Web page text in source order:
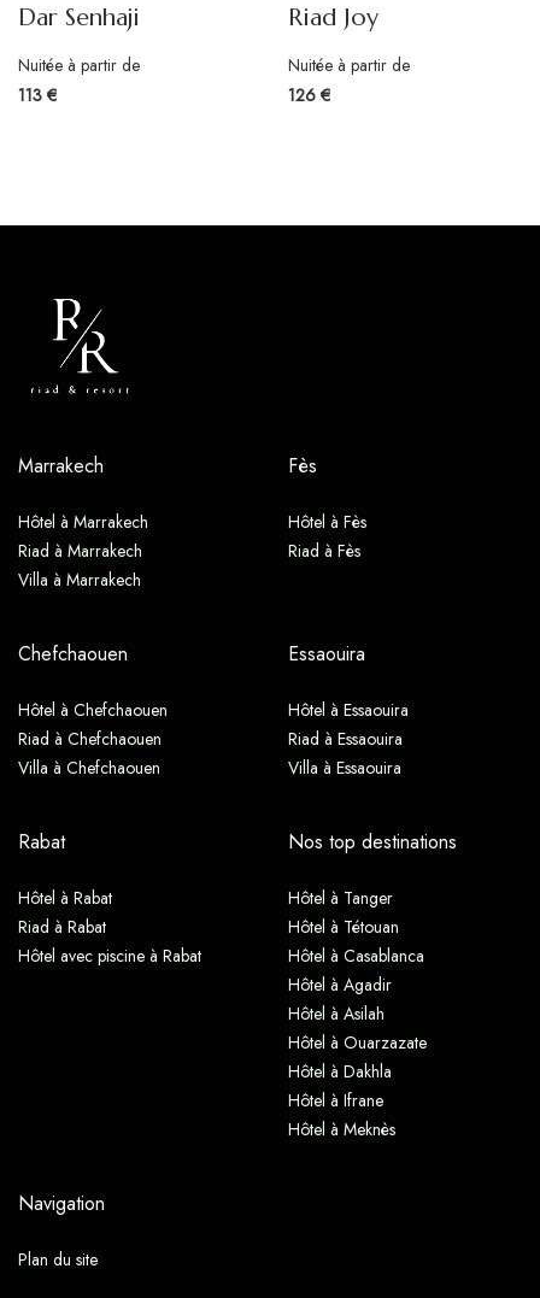
Dar Senhaji
Nuitée à partir de
113 €
Riad Joy
Nuitée à partir de
126 €
Marrakech
Hôtel à Marrakech
Riad à Marrakech
Villa à Marrakech
Fès
Hôtel à Fès
Riad à Fès
Chefchaouen
Hôtel à Chefchaouen
Riad à Chefchaouen
Villa à Chefchaouen
Essaouira
Hôtel à Essaouira
Riad à Essaouira
Villa à Essaouira
Rabat
Hôtel à Rabat
Riad à Rabat
Hôtel avec piscine à Rabat
Nos top destinations
Hôtel à Tanger
Hôtel à Tétouan
Hôtel à Casablanca
Hôtel à Agadir
Hôtel à Asilah
Hôtel à Ouarzazate
Hôtel à Dakhla
Hôtel à Ifrane
Hôtel à Meknès
Navigation
Plan du site